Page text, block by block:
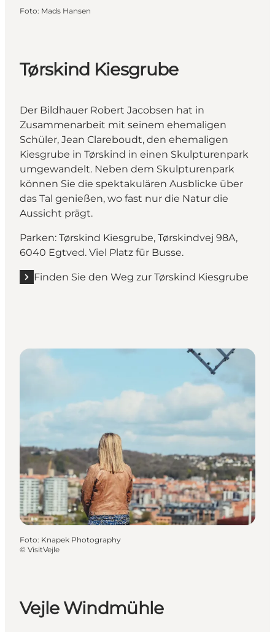
Foto: Mads Hansen
Tørskind Kiesgrube
Der Bildhauer Robert Jacobsen hat in
Zusammenarbeit mit seinem ehemaligen
Schüler, Jean Clareboudt, den ehemaligen
Kiesgrube in Tørskind in einen Skulpturenpark
umgewandelt. Neben dem Skulpturenpark
können Sie die spektakulären Ausblicke über
das Tal genießen, wo fast nur die Natur die
Aussicht prägt.
Parken: Tørskind Kiesgrube, Tørskindvej 98A,
6040 Egtved. Viel Platz für Busse.
Finden Sie den Weg zur Tørskind Kiesgrube
Foto: Knapek Photography
© VisitVejle
Vejle Windmühle